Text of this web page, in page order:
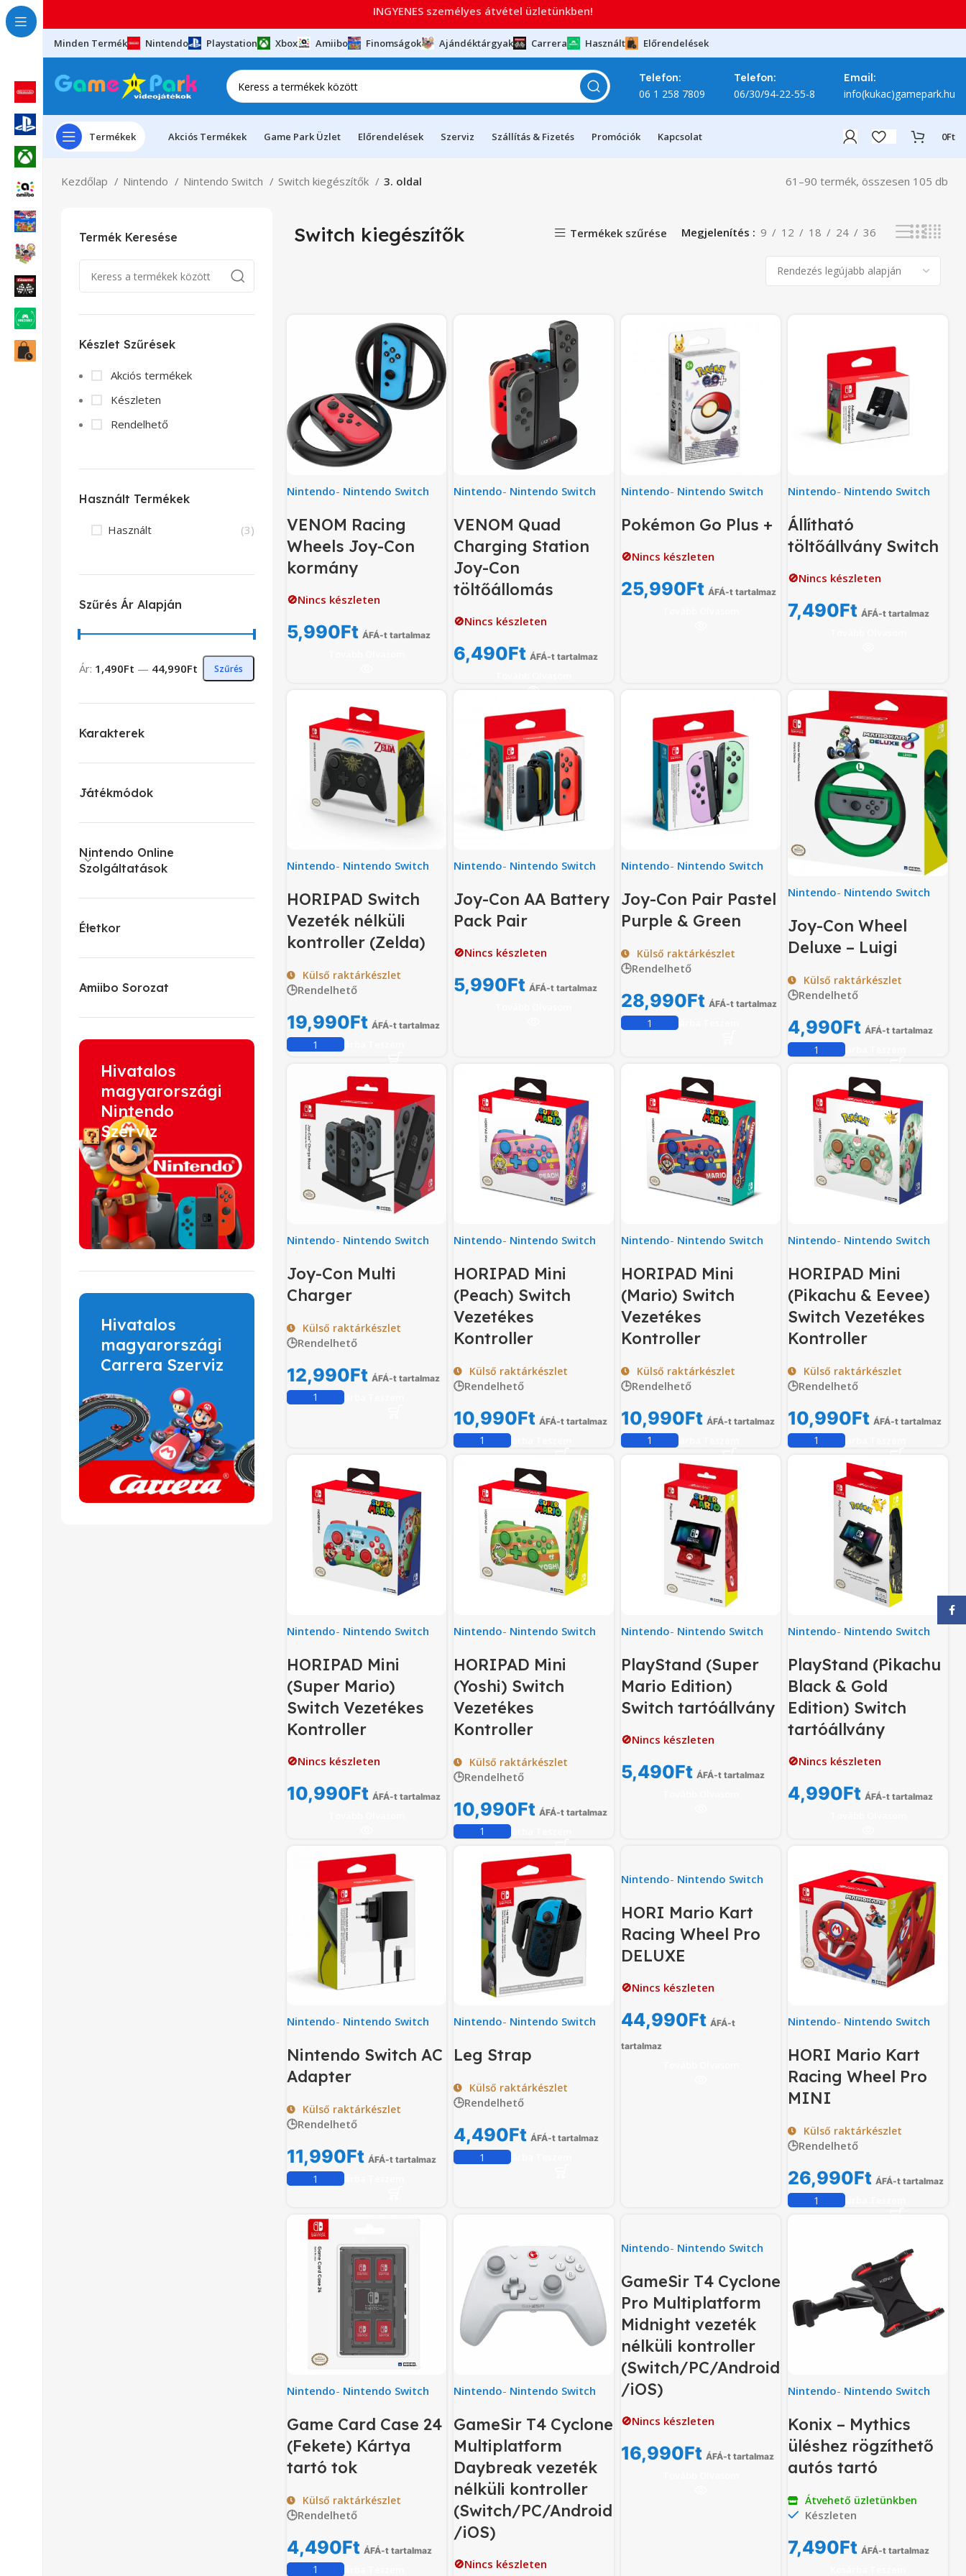
Minden Termék Nintendo Playstation Xbox Amiibo Finomságok Ajándéktárgyak Carrera Használt Előrendelések
Telefon:
06 1 258 7809
Telefon:
06/30/94-22-55-8
Email:
info(kukac)gamepark.hu
Termékek Akciós Termékek Game Park Üzlet Előrendelések Szerviz Szállítás & Fizetés Promóciók Kapcsolat 0Ft
Kezdőlap Nintendo Nintendo Switch Switch kiegészítők 3. oldal 61–90 termék, összesen 105 db
Termék Keresése
Készlet Szűrések
Akciós termékek
Készleten
Rendelhető
Használt Termékek
Használt (3)
Szűrés Ár Alapján
Szűrés
Ár: 1,490Ft — 44,990Ft
Karakterek
Játékmódok
Nintendo Online
Szolgáltatások
Életkor
Amiibo Sorozat
Hivatalos
magyarországi
Nintendo
Szerviz
Hivatalos
magyarországi
Carrera Szerviz
Switch kiegészítők Termékek szűrése Megjelenítés 9 12 18 24 36
Nintendo- Nintendo Switch
VENOM Racing
Wheels Joy-Con
kormány
🚫Nincs készleten
5,990Ft ÁFÁ-t tartalmaz
Nintendo- Nintendo Switch
VENOM Quad
Charging Station
Joy-Con
töltőállomás
🚫Nincs készleten
6,490Ft ÁFÁ-t tartalmaz
Nintendo- Nintendo Switch
Pokémon Go Plus +
🚫Nincs készleten
25,990Ft ÁFÁ-t tartalmaz
Nintendo- Nintendo Switch
Állítható
töltőállvány Switch
🚫Nincs készleten
7,490Ft ÁFÁ-t tartalmaz
Nintendo- Nintendo Switch
HORIPAD Switch
Vezeték nélküli
kontroller (Zelda)
Külső raktárkészlet
🕒Rendelhető
19,990Ft ÁFÁ-t tartalmaz
Kosárba Teszem
Nintendo- Nintendo Switch
Joy-Con AA Battery
Pack Pair
🚫Nincs készleten
5,990Ft ÁFÁ-t tartalmaz
Nintendo- Nintendo Switch
Joy-Con Pair Pastel
Purple & Green
Külső raktárkészlet
🕒Rendelhető
28,990Ft ÁFÁ-t tartalmaz
Kosárba Teszem
Nintendo- Nintendo Switch
Joy-Con Wheel
Deluxe – Luigi
Külső raktárkészlet
🕒Rendelhető
4,990Ft ÁFÁ-t tartalmaz
Nintendo- Nintendo Switch
Joy-Con Multi
Charger
Külső raktárkészlet
🕒Rendelhető
12,990Ft ÁFÁ-t tartalmaz
Kosárba Teszem
Nintendo- Nintendo Switch
HORIPAD Mini
(Peach) Switch
Vezetékes
Kontroller
Külső raktárkészlet
🕒Rendelhető
10,990Ft ÁFÁ-t tartalmaz
Kosárba Teszem
Nintendo- Nintendo Switch
HORIPAD Mini
(Mario) Switch
Vezetékes
Kontroller
Külső raktárkészlet
🕒Rendelhető
10,990Ft ÁFÁ-t tartalmaz
Kosárba Teszem
Nintendo- Nintendo Switch
HORIPAD Mini
(Pikachu & Eevee)
Switch Vezetékes
Kontroller
Külső raktárkészlet
🕒Rendelhető
10,990Ft ÁFÁ-t tartalmaz
Kosárba Teszem
Nintendo- Nintendo Switch
HORIPAD Mini
(Super Mario)
Switch Vezetékes
Kontroller
🚫Nincs készleten
10,990Ft ÁFÁ-t tartalmaz
Nintendo- Nintendo Switch
HORIPAD Mini
(Yoshi) Switch
Vezetékes
Kontroller
Külső raktárkészlet
🕒Rendelhető
10,990Ft ÁFÁ-t tartalmaz
Kosárba Teszem
Nintendo- Nintendo Switch
PlayStand (Super
Mario Edition)
Switch tartóállvány
🚫Nincs készleten
5,490Ft ÁFÁ-t tartalmaz
Nintendo- Nintendo Switch
PlayStand (Pikachu
Black & Gold
Edition) Switch
tartóállvány
🚫Nincs készleten
4,990Ft ÁFÁ-t tartalmaz
Nintendo- Nintendo Switch
Nintendo Switch AC
Adapter
Külső raktárkészlet
🕒Rendelhető
11,990Ft ÁFÁ-t tartalmaz
Kosárba Teszem
Nintendo- Nintendo Switch
Leg Strap
Külső raktárkészlet
🕒Rendelhető
4,490Ft ÁFÁ-t tartalmaz
Kosárba Teszem
Nintendo- Nintendo Switch
HORI Mario Kart
Racing Wheel Pro
DELUXE
🚫Nincs készleten
44,990Ft ÁFÁ-t
tartalmaz
Nintendo- Nintendo Switch
HORI Mario Kart
Racing Wheel Pro
MINI
Külső raktárkészlet
🕒Rendelhető
26,990Ft ÁFÁ-t tartalmaz
Kosárba Teszem
Nintendo- Nintendo Switch
Game Card Case 24
(Fekete) Kártya
tartó tok
Külső raktárkészlet
🕒Rendelhető
4,490Ft ÁFÁ-t tartalmaz
Kosárba Teszem
Nintendo- Nintendo Switch
GameSir T4 Cyclone
Multiplatform
Daybreak vezeték
nélküli kontroller
(Switch/PC/Android
/iOS)
🚫Nincs készleten
Nintendo- Nintendo Switch
GameSir T4 Cyclone
Pro Multiplatform
Midnight vezeték
nélküli kontroller
(Switch/PC/Android
/iOS)
🚫Nincs készleten
16,990Ft ÁFÁ-t tartalmaz
Nintendo- Nintendo Switch
Konix – Mythics
üléshez rögzíthető
autós tartó
Átvehető üzletünkben
Készleten
7,490Ft ÁFÁ-t tartalmaz
INGYENES személyes átvétel üzletünkben!